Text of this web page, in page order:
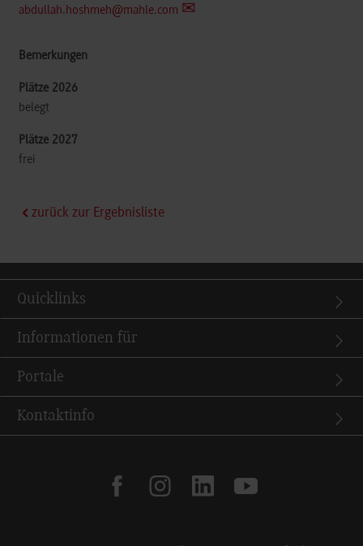
abdullah.hoshmeh@mahle.com
belegt
frei
zurück zur Ergebnisliste
Quicklinks
Informationen für
Portale
Kontaktinfo
facebookinstagramlinkedinyoutube